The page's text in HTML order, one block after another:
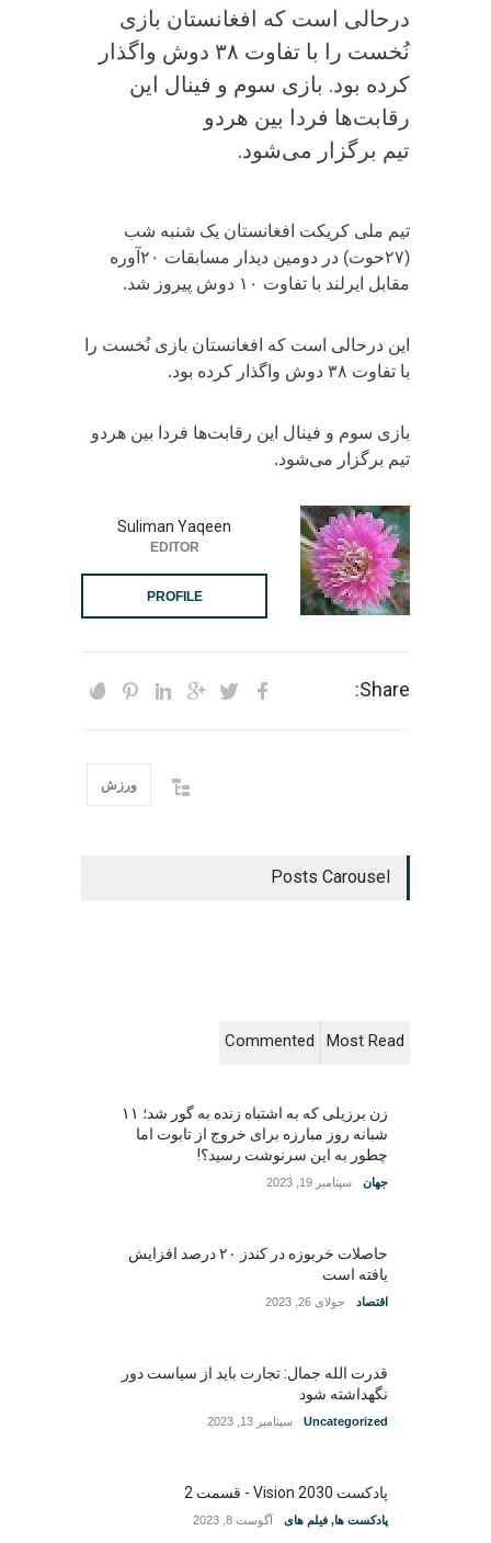
درحالی است که افغانستان بازی
نُخست را با تفاوت ۳۸ دوش واگذار
کرده بود. بازی سوم و فینال این
رقابت‌ها فردا بین هردو
تیم برگزار می‌شود.
تیم ملی کریکت افغانستان یک شنبه شب
(۲۷حوت) در دومین دیدار مسابقات ۲۰آوره
مقابل ایرلند با تفاوت ۱۰ دوش پیروز شد.
این درحالی است که افغانستان بازی نُخست را
با تفاوت ۳۸ دوش واگذار کرده بود.
بازی سوم و فینال این رقابت‌ها فردا بین هردو
تیم برگزار می‌شود.
Suliman Yaqeen
EDITOR
PROFILE
Share:
ورزش
Posts Carousel
Most Read
Commented
زن برزیلی که به اشتباه زنده به گور شد؛ ۱۱
شبانه روز مبارزه برای خروج از تابوت اما
چطور به این سرنوشت رسید؟!
جهان سپتامبر 19, 2023
حاصلات خربوزه در کندز ۲۰ درصد افزایش
یافته است
اقتصاد جولای 26, 2023
قدرت الله جمال: تجارت باید از سیاست دور
نگهداشته شود
Uncategorized سپتامبر 13, 2023
پادکست Vision 2030 - قسمت 2
پادکست ها, فیلم های آگوست 8, 2023